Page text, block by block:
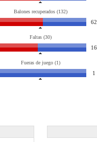
Balones recuperados (132)
62
Faltas (30)
16
Fueras de juego (1)
1